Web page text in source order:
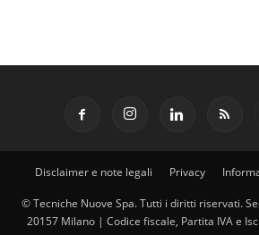
Disclaimer e note legali Privacy
© Tecniche Nuove Spa. Tutti i diritti riservati.
20157 Milano | Codice fiscale, Partita IVA e